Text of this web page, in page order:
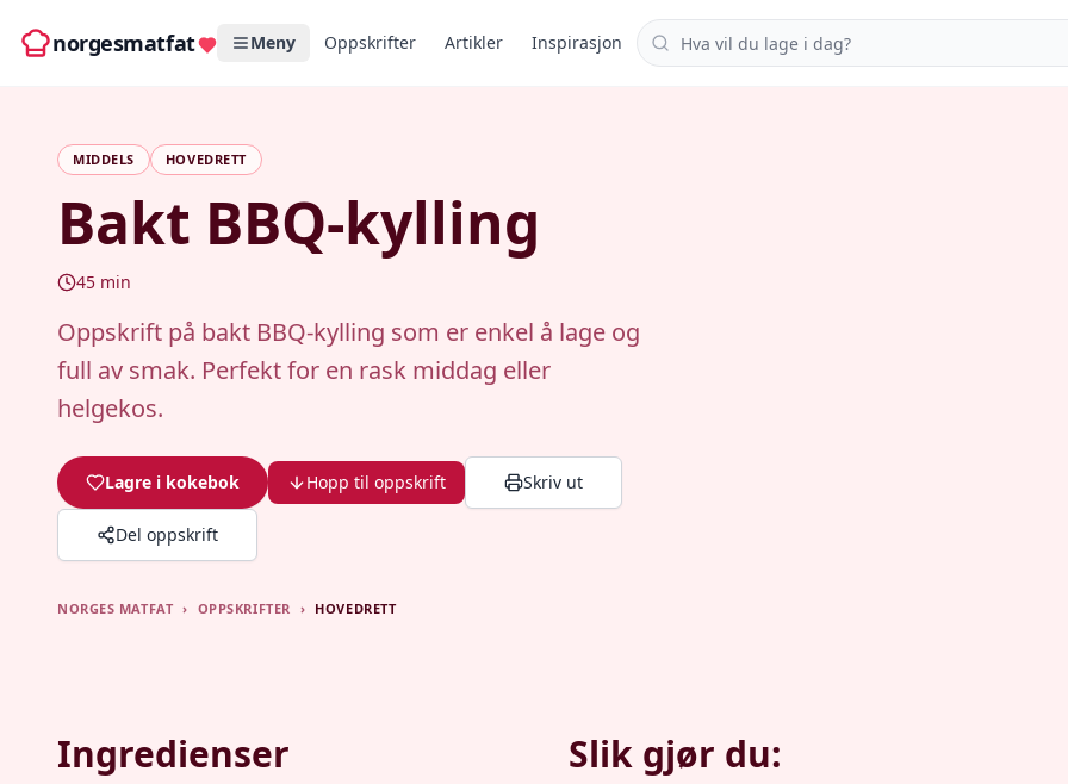
norgesmatfat Meny Oppskrifter Artikler Inspirasjon Søk i oppskrifter
MIDDELS HOVEDRETT
Bakt BBQ-kylling
45 min
Oppskrift på bakt BBQ-kylling som er enkel å lage og
full av smak. Perfekt for en rask middag eller
helgekos.
Lagre i kokebok Hopp til oppskrift Skriv ut
Del oppskrift
NORGES MATFAT › OPPSKRIFTER › HOVEDRETT
Ingredienser Slik gjør du: